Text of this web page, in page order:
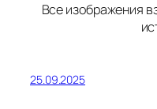
Все изображения
25.09.2025